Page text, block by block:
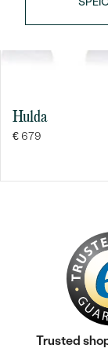
Hulda
€ 679
Trusted